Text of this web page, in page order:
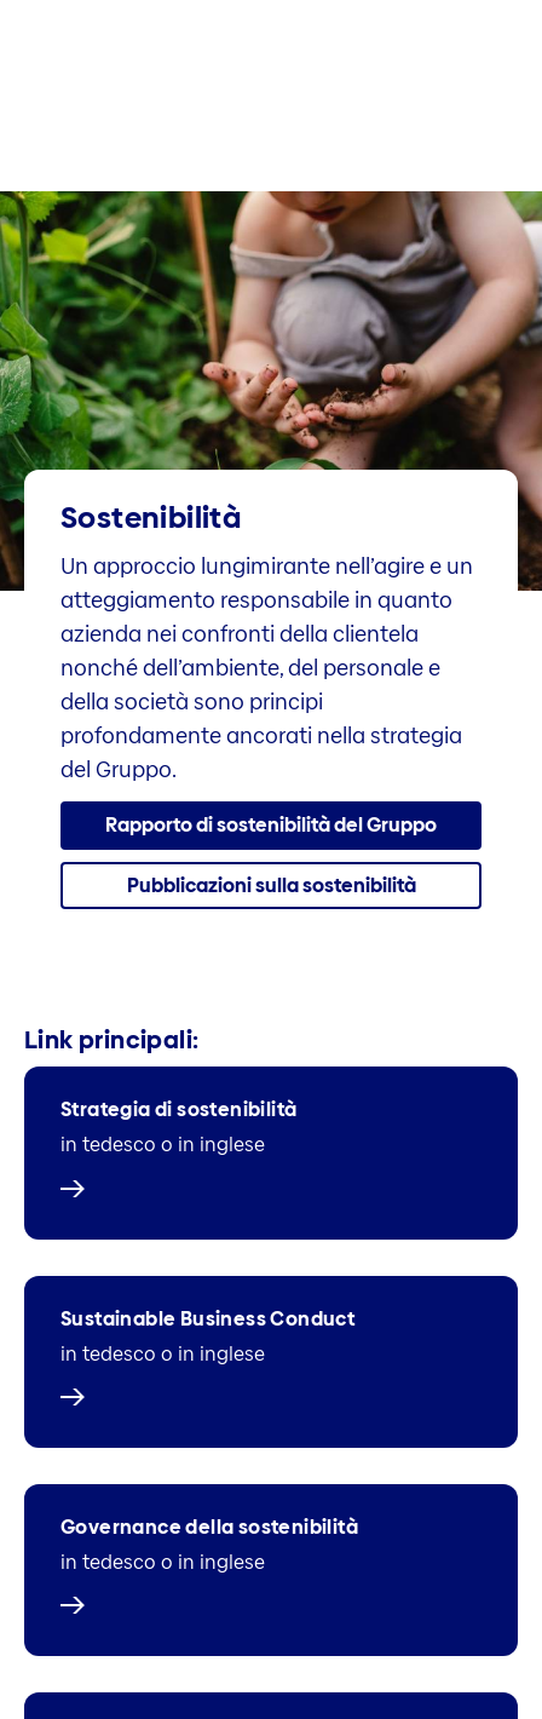
Sostenibilità
Un approccio lungimirante nell’agire e un
atteggiamento responsabile in quanto
azienda nei confronti della clientela
nonché dell’ambiente, del personale e
della società sono principi
profondamente ancorati nella strategia
del Gruppo.
Rapporto di sostenibilità del Gruppo
Pubblicazioni sulla sostenibilità
Link principali:
Strategia di sostenibilità
in tedesco o in inglese
Sustainable Business Conduct
in tedesco o in inglese
Governance della sostenibilità
in tedesco o in inglese